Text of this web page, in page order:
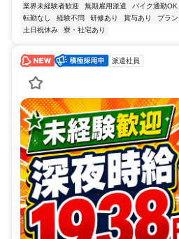
業界未経験者歓迎 無期雇用派遣 バイク通勤OK
転勤なし
経験不問 研修あり 賞与あり ブラ
土日祝休み
寮・社宅あり
派遣社員